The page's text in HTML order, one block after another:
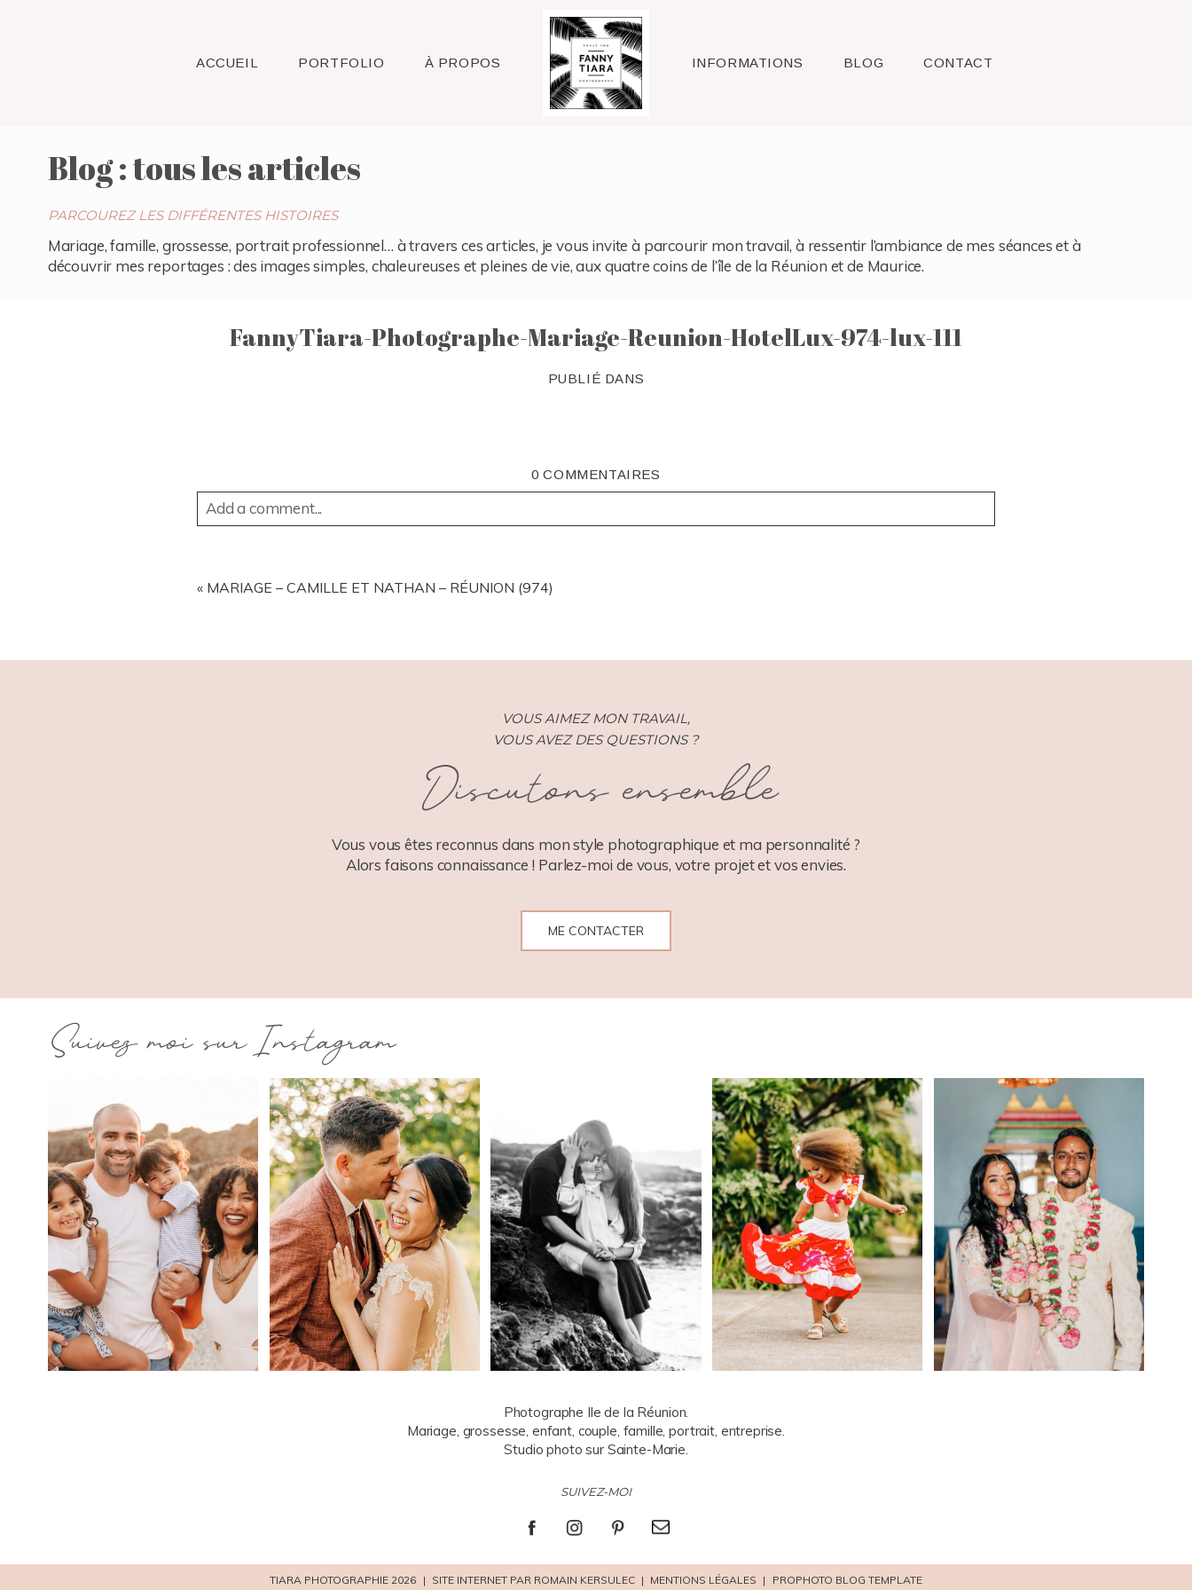
ACCUEIL PORTFOLIO À PROPOS Raleigh INFORMATIONS BLOG CONTACT
Blog : tous les articles
PARCOUREZ LES DIFFÉRENTES HISTOIRES
Mariage, famille, grossesse, portrait professionnel… à travers ces articles, je vous invite à parcourir mon travail, à ressentir l’ambiance de mes séances et à
découvrir mes reportages : des images simples, chaleureuses et pleines de vie, aux quatre coins de l’île de la Réunion et de Maurice.
FannyTiara-Photographe-Mariage-Reunion-HotelLux-974-lux-111
PUBLIÉ DANS
0 COMMENTAIRES
Add a comment...
« MARIAGE – CAMILLE ET NATHAN – RÉUNION (974)
VOUS AIMEZ MON TRAVAIL,
VOUS AVEZ DES QUESTIONS ?
Discutons ensemble
Vous vous êtes reconnus dans mon style photographique et ma personnalité ?
Alors faisons connaissance ! Parlez-moi de vous, votre projet et vos envies.
ME CONTACTER
Suivez moi sur Instagram
Photographe Ile de la Réunion.
Mariage, grossesse, enfant, couple, famille, portrait, entreprise.
Studio photo sur Sainte-Marie.
SUIVEZ-MOI
TIARA PHOTOGRAPHIE 2026 | SITE INTERNET PAR ROMAIN KERSULEC | MENTIONS LÉGALES | PROPHOTO BLOG TEMPLATE